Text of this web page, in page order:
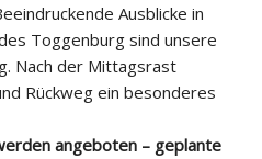
Ausblicke in
Toggenburg sind unsere
Nach der Mittagsrast
Rückweg ein besonderes
angeboten – geplante